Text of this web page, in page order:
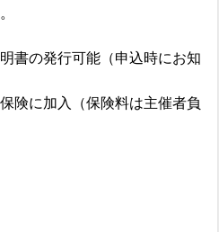
書の発行可能（申込時にお知
険に加入（保険料は主催者負